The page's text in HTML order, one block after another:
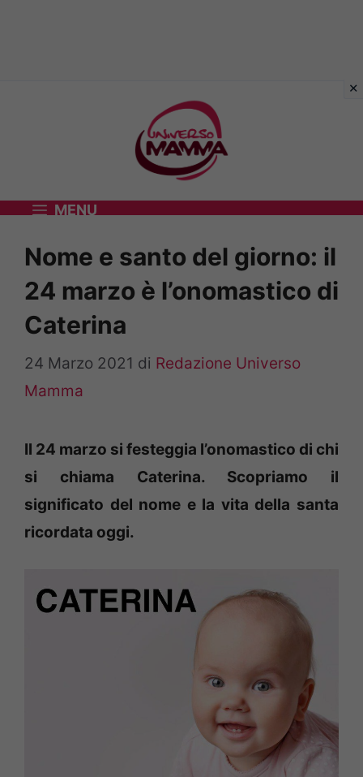
MENU
Nome e santo del giorno: il
24 marzo è l’onomastico di
Caterina
24 Marzo 2021 di Redazione Universo
Mamma
Il 24 marzo si festeggia l’onomastico di chi
si chiama Caterina. Scopriamo il
significato del nome e la vita della santa
ricordata oggi.